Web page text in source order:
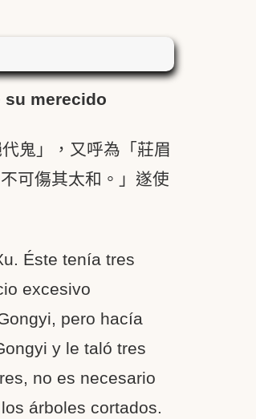
su merecido
鬼」，又呼為「莊眉
可傷其太和。」遂使
Éste tenía tres
excesivo
pero hacía
y le taló tres
no es necesario
árboles cortados.